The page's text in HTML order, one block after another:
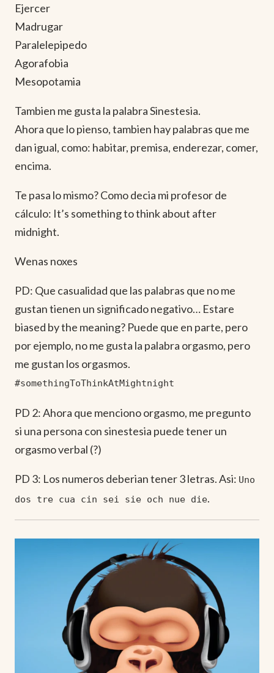
Ejercer
Madrugar
Paralelepipedo
Agorafobia
Mesopotamia
Tambien me gusta la palabra Sinestesia.
Ahora que lo pienso, tambien hay palabras que me
dan igual, como: habitar, premisa, enderezar, comer,
encima.
Te pasa lo mismo? Como decia mi profesor de
cálculo: It’s something to think about after
midnight.
Wenas noxes
PD: Que casualidad que las palabras que no me
gustan tienen un significado negativo… Estare
biased by the meaning? Puede que en parte, pero
por ejemplo, no me gusta la palabra orgasmo, pero
me gustan los orgasmos.
#somethingToThinkAtMightnight
PD 2: Ahora que menciono orgasmo, me pregunto
si una persona con sinestesia puede tener un
orgasmo verbal (?)
PD 3: Los numeros deberian tener 3 letras. Asi: Uno
dos tre cua cin sei sie och nue die.